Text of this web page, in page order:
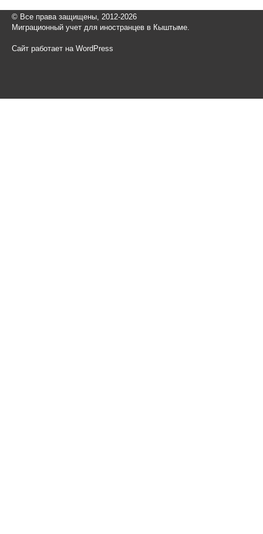
© Все права защищены, 2012-2026
Миграционный учет для иностранцев в Кыштыме.
Сайт работает на WordPress